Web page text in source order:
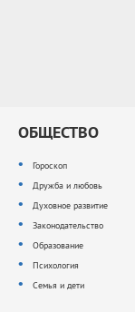
ОБЩЕСТВО
Гороскоп
Дружба и любовь
Духовное развитие
Законодательство
Образование
Психология
Семья и дети